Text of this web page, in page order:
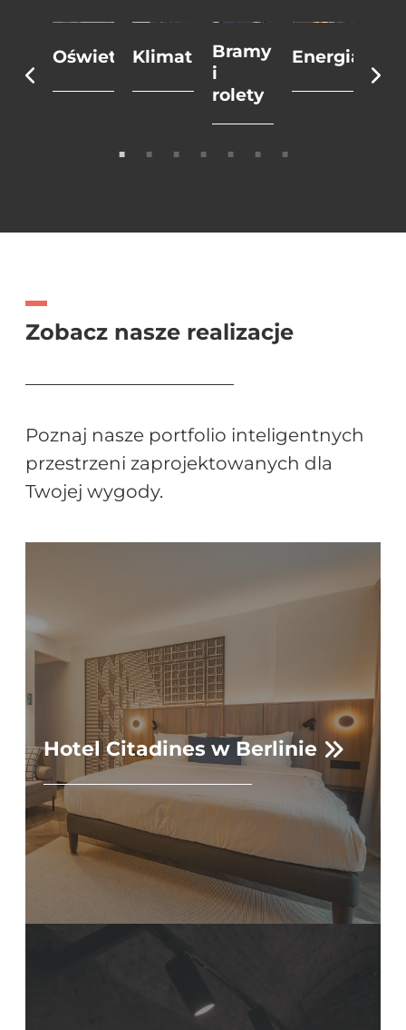
OświetlenieKlimat
Bramy
i
rolety
Energia
Zobacz nasze realizacje
Poznaj nasze portfolio inteligentnych
przestrzeni zaprojektowanych dla
Twojej wygody.
Hotel Citadines w Berlinie